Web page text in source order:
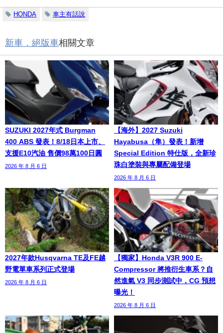
HONDA 車主有話說
新車．絕版車相關文章
SUZUKI 2027年式 Burgman
400 ABS 發表！8/18日本上市、
支援E10汽油 售價98萬100日圓
2026 年 8 月 6 日
【海外】2027 Suzuki
Hayabusa（隼）發表！新增
Special Edition 特仕版，全新珍
珠白塗裝與專屬配備登場
2026 年 8 月 6 日
2027年款Husqvarna TE及FE越
野電單車系列正式登場
2026 年 8 月 6 日
【獨家】Honda V3R 900 E-
Compressor 將推衍生車系？自
然進氣 V3 同步測試中，CG 預想
曝光！
2026 年 8 月 6 日